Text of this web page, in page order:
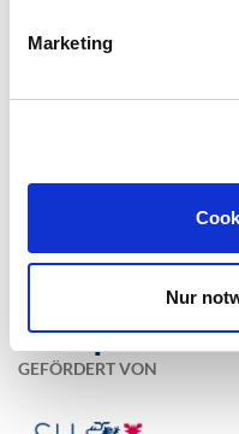
Marketing
Nur
EIN PROJEKT VON
GEFÖRDERT VON